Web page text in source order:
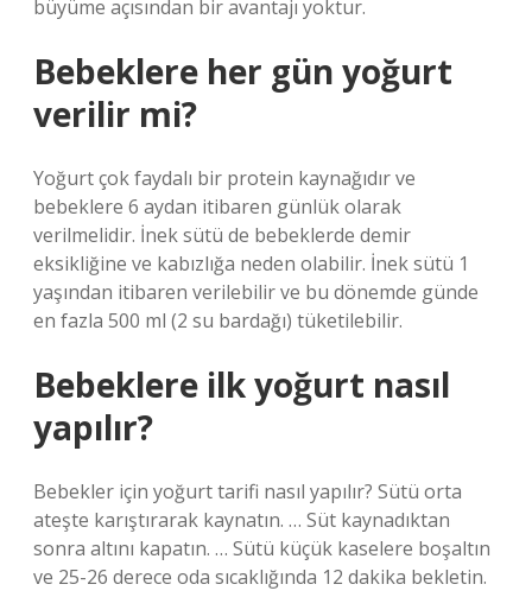
büyüme açısından bir avantajı yoktur.
Bebeklere her gün yoğurt
verilir mi?
Yoğurt çok faydalı bir protein kaynağıdır ve
bebeklere 6 aydan itibaren günlük olarak
verilmelidir. İnek sütü de bebeklerde demir
eksikliğine ve kabızlığa neden olabilir. İnek sütü 1
yaşından itibaren verilebilir ve bu dönemde günde
en fazla 500 ml (2 su bardağı) tüketilebilir.
Bebeklere ilk yoğurt nasıl
yapılır?
Bebekler için yoğurt tarifi nasıl yapılır? Sütü orta
ateşte karıştırarak kaynatın. … Süt kaynadıktan
sonra altını kapatın. … Sütü küçük kaselere boşaltın
ve 25-26 derece oda sıcaklığında 12 dakika bekletin.